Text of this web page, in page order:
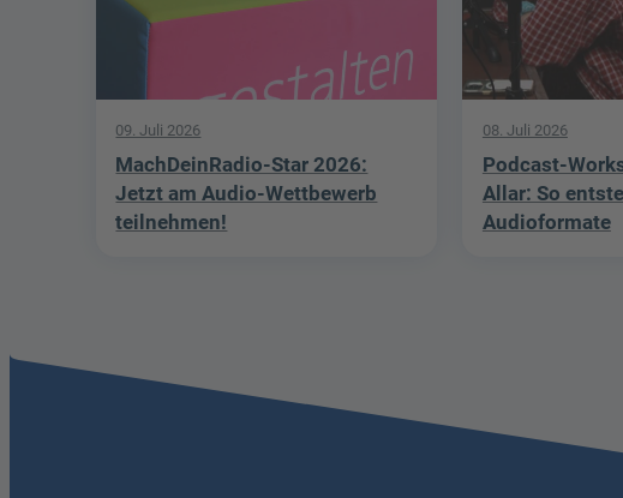
09. Juli 2026
MachDeinRadio-Star 2026:
Jetzt am Audio-Wettbewerb
teilnehmen!
08. Juli 2026
Podcast-
Allar: So
Audioformate